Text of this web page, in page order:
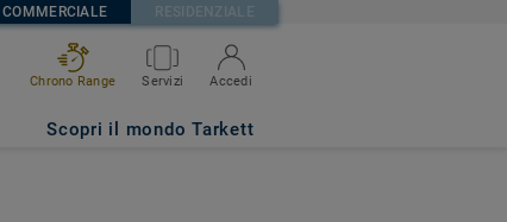
COMMERCIALE RESIDENZIALE
Chrono Range Servizi Accedi
Scopri il mondo Tarkett